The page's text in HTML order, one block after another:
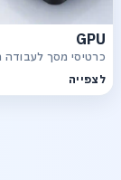
GPU
כרטיסי מסך לעבודה
לצפייה